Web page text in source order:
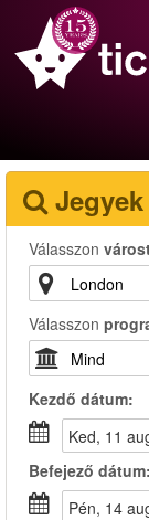
Válasszon
Válasszon
Kezdő dátum:
ked, 11
Befejező dátum:
pén, 14